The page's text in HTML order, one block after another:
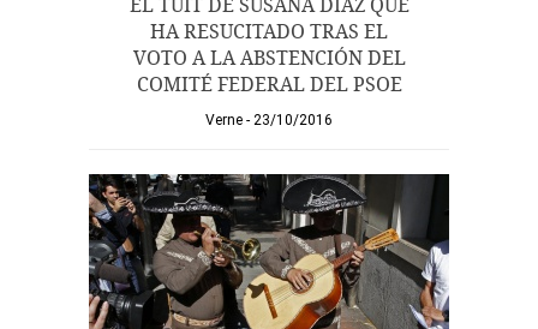
EL TUIT DE SUSANA DÍAZ QUE
HA RESUCITADO TRAS EL
VOTO A LA ABSTENCIÓN DEL
COMITÉ FEDERAL DEL PSOE
Verne 23/10/2016